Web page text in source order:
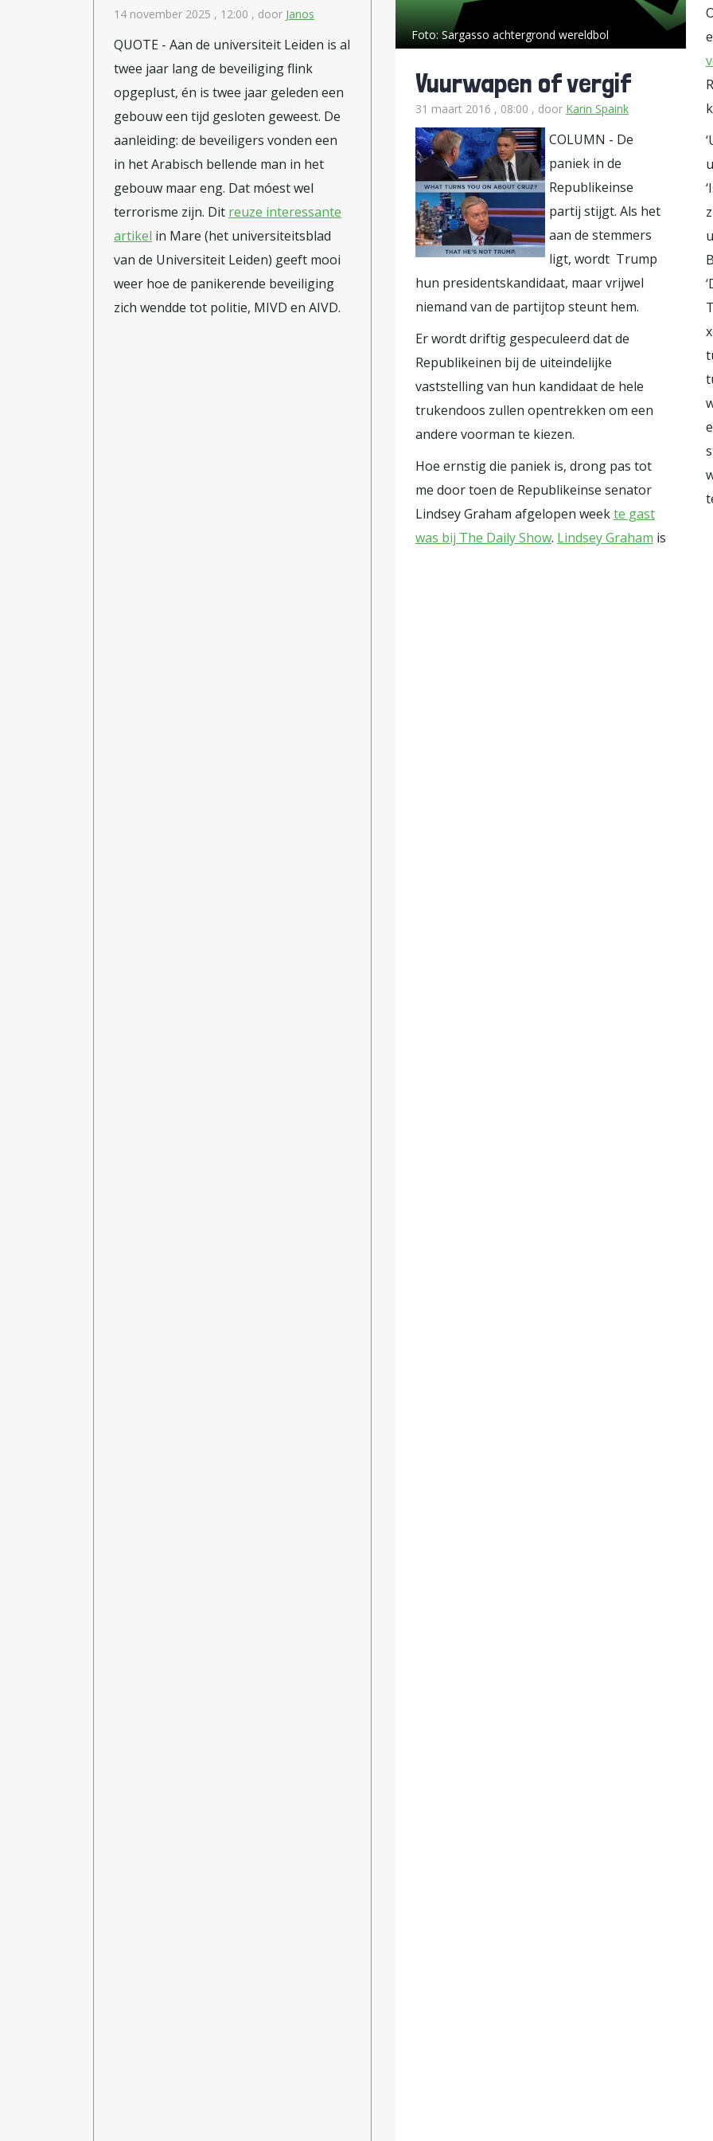
14 november 2025 , 12:00 , door Janos
QUOTE - Aan de universiteit Leiden is al
twee jaar lang de beveiliging flink
opgeplust, én is twee jaar geleden een
gebouw een tijd gesloten geweest. De
aanleiding: de beveiligers vonden een
in het Arabisch bellende man in het
gebouw maar eng. Dat móest wel
terrorisme zijn. Dit reuze interessante
artikel in Mare (het universiteitsblad
van de Universiteit Leiden) geeft mooi
weer hoe de panikerende beveiliging
zich wendde tot politie, MIVD en AIVD.
Foto:Sargasso achtergrond wereldbol
Vuurwapen of vergif
31 maart 2016 , 08:00 , door Karin Spaink
COLUMN - De
paniek in de
Republikeinse
partij stijgt. Als het
aan de stemmers
ligt, wordt Trump
hun presidentskandidaat, maar vrijwel
niemand van de partijtop steunt hem.
Er wordt driftig gespeculeerd dat de
Republikeinen bij de uiteindelijke
vaststelling van hun kandidaat de hele
trukendoos zullen opentrekken om een
andere voorman te kiezen.
Hoe ernstig die paniek is, drong pas tot
me door toen de Republikeinse senator
Lindsey Graham afgelopen weekte gast
was bij The Daily Show. Lindsey Graham is